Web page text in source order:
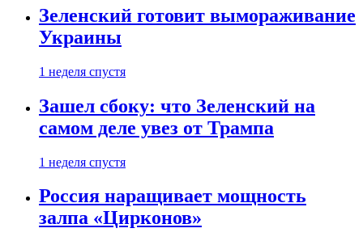
Зеленский готовит вымораживание
Украины
1 неделя спустя
Зашел сбоку: что Зеленский на
самом деле увез от Трампа
1 неделя спустя
Россия наращивает мощность
залпа «Цирконов»